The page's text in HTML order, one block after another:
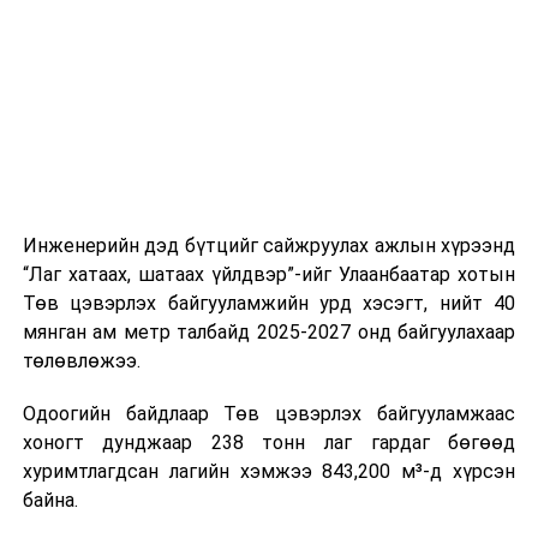
Инженерийн дэд бүтцийг сайжруулах ажлын хүрээнд
“Лаг хатаах, шатаах үйлдвэр”-ийг Улаанбаатар хотын
Төв цэвэрлэх байгууламжийн урд хэсэгт, нийт 40
мянган ам метр талбайд 2025-2027 онд байгуулахаар
төлөвлөжээ.
Одоогийн байдлаар Төв цэвэрлэх байгууламжаас
хоногт дунджаар 238 тонн лаг гардаг бөгөөд
хуримтлагдсан лагийн хэмжээ 843,200 м³-д хүрсэн
байна.